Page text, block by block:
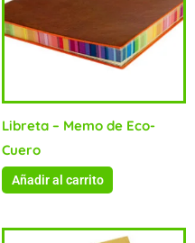
Libreta – Memo de Eco-
Cuero
Añadir al carrito